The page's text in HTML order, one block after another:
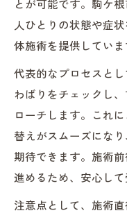
とが可能です。駒ケ
人ひとりの状態や症
体施術を提供していま
代表的なプロセスと
わばりをチェックし
ローチします。これ
替えがスムーズにな
期待できます。施術
進めるため、安心して
注意点として、施術